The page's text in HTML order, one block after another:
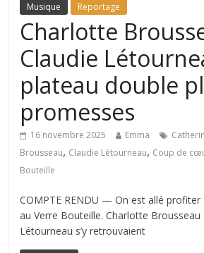
Musique Reportage
Charlotte
Claudie
plateau double
promesses
16 novembre 2025 Emma
Brousseau, Claudie Létourneau, Coup de
Bouteille
COMPTE RENDU — On est allé profiter
au Verre Bouteille. Charlotte Brousseau
Létourneau s’y retrouvaient